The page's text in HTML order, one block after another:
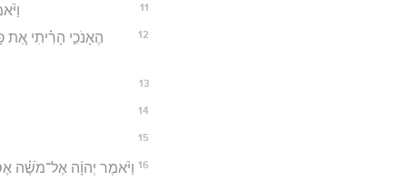
11
12
הֶאָנֹכִ֣י הָרִ֗יתִי
13
14
15
16 וַיֹּ֨אמֶר יְהוָ֜ה אֶל־מֹשֶׁ֗ה